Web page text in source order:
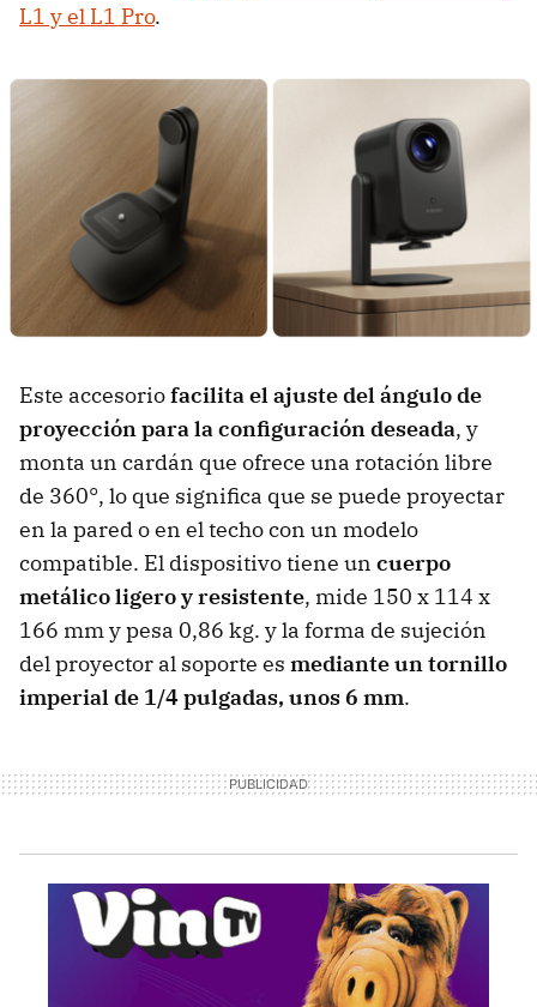
L1 y el L1 Pro.
Este accesoriofacilita el ajuste del ángulo de
proyección para la configuración deseada, y
monta un cardán que ofrece una rotación libre
de 360°, lo que significa que se puede proyectar
en la pared o en el techo con un modelo
compatible. El dispositivo tiene un cuerpo
metálico ligero y resistente, mide 150 x 114 x
166 mm y pesa 0,86 kg. y la forma de sujeción
del proyector al soporte es mediante un tornillo
imperial de 1/4 pulgadas, unos 6 mm.